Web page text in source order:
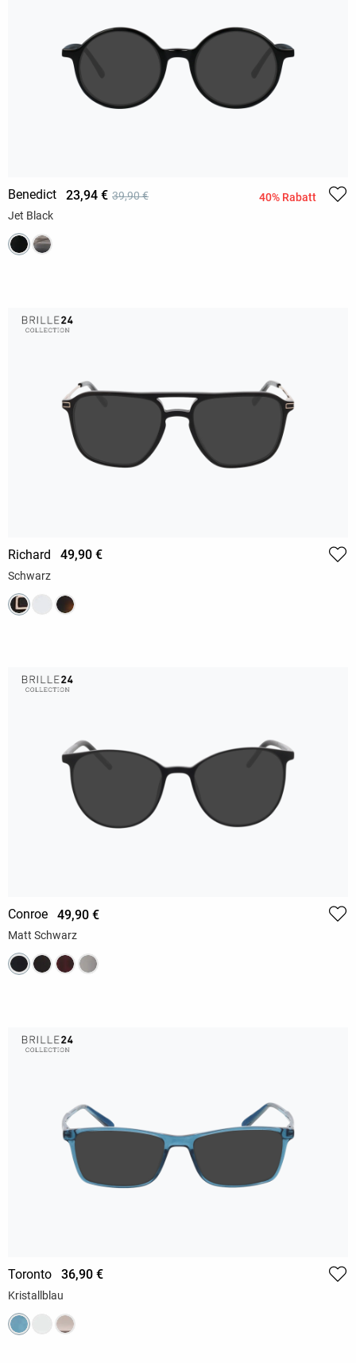
Benedict 23,94 € 39,90 €
40% Rabatt
Jet Black
Richard 49,90 €
Schwarz
Conroe 49,90 €
Matt Schwarz
Toronto 36,90 €
Kristallblau